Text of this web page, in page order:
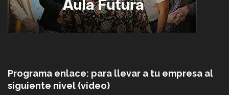
Programa enlace: para llevar a tu empresa al
siguiente nivel (video)